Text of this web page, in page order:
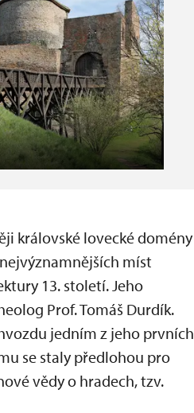
královské lovecké domény
míst
13. století. Jeho
Prof. Tomáš Durdík.
jedním z jeho prvních
se staly předlohou pro
vědy o hradech, tzv.